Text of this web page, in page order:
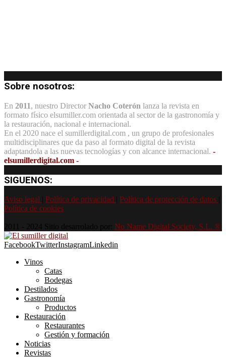
Sobre nosotros:
En 2011, nuestro Director Nacho Coterón lanza la revista en
formato físico elsumiller.com orientada al sector de la gastronomía y
la restauración, nacional e internacional.
En el 2020 nace el sumillerdigital.com , un grupo de profesionales
multidisciplinares que da paso al formato digital de la revista
adaptandola a las nuevas tecnologías y con alcance internacional. -
elsumillerdigital.com -
SIGUENOS:
Aviso legal Política de privacidad Política de protección de datos
Política de cookies
2011 - 2024 Sitio desarrolado por: No Name Digital Society, S.L. ®
FacebookTwitterInstagramLinkedin
Vinos
Catas
Bodegas
Destilados
Gastronomía
Productos
Restauración
Restaurantes
Gestión y formación
Noticias
Revistas